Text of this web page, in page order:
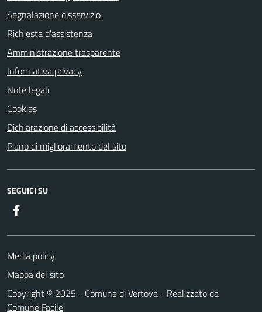
Segnalazione disservizio
Richiesta d'assistenza
Amministrazione trasparente
Informativa privacy
Note legali
Cookies
Dichiarazione di accessibilità
Piano di miglioramento del sito
SEGUICI SU
Media policy
Mappa del sito
Copyright © 2025 - Comune di Vertova - Realizzato da
Comune Facile